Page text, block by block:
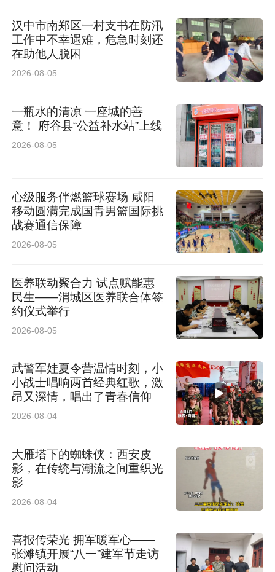
路安全屏障的同时，最大限度减少停电扰民，以
贴心供电服务践行“人民电业为人民”的企业宗
旨。
通讯员 黄伟卫 王东杨
来源：国网洋县供电公司
汉中市南郑区一村支书在防汛
工作中不幸遇难，危急时刻还
在助他人脱困
2026-08-05
一瓶水的清凉 一座城的善
意！ 府谷县“公益补水站”上线
2026-08-05
心级服务伴燃篮球赛场 咸阳
移动圆满完成国青男篮国际挑
战赛通信保障
2026-08-05
医养联动聚合力 试点赋能惠
民生——渭城区医养联合体签
约仪式举行
2026-08-05
武警军娃夏令营温情时刻，小
小战士唱响两首经典红歌，激
昂又深情，唱出了青春信仰
2026-08-04
大雁塔下的蜘蛛侠：西安皮
影，在传统与潮流之间重织光
影
2026-08-04
喜报传荣光 拥军暖军心——
张滩镇开展“八一”建军节走访
慰问活动